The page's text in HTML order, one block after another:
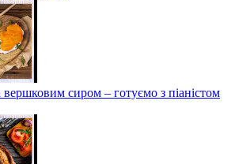
вершковим сиром – готуємо з піаністом